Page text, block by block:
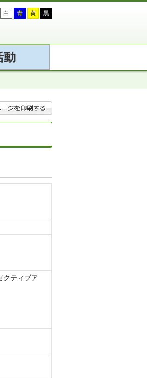
白 青 黄 黒
動
ティブア